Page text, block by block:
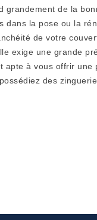
grandement de la
dans la pose ou la
de votre
exige une grande
apte à vous offrir une
des